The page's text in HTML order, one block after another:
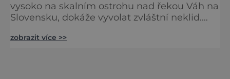
vysoko na skalním ostrohu nad řekou Váh na
Slovensku, dokáže vyvolat zvláštní neklid.
výhled do krajiny, se staly i svědky tragédie –
zobrazit více >>